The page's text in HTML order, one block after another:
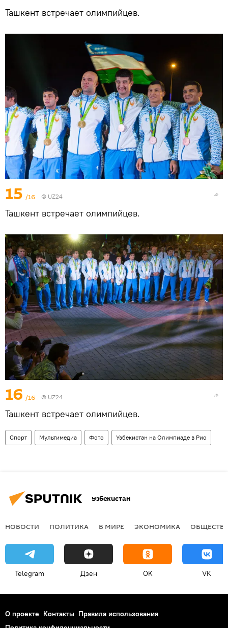
Ташкент встречает олимпийцев.
15 /16 © UZ24
Ташкент встречает олимпийцев.
16 /16 © UZ24
Ташкент встречает олимпийцев.
Спорт Мультимедиа Фото Узбекистан на Олимпиаде в Рио
Узбекистан
НОВОСТИ ПОЛИТИКА В МИРЕ ЭКОНОМИКА
Telegram Дзен OK VK
О проекте Контакты Правила использования